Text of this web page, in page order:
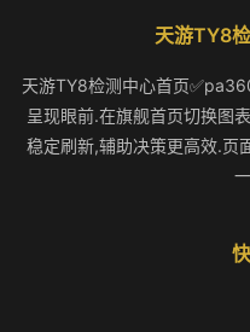
天游TY8
天游TY8检测中心首页
呈现眼前.在旗舰首页切换图
稳定刷新,辅助决策更高效.页